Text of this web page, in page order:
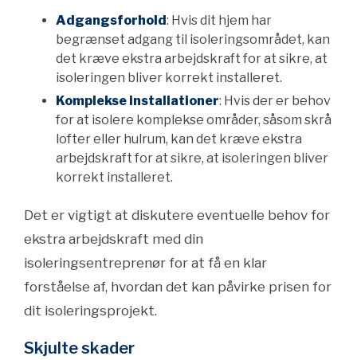
Adgangsforhold: Hvis dit hjem har
begrænset adgang til isoleringsområdet, kan
det kræve ekstra arbejdskraft for at sikre, at
isoleringen bliver korrekt installeret.
Komplekse installationer: Hvis der er behov
for at isolere komplekse områder, såsom skrå
lofter eller hulrum, kan det kræve ekstra
arbejdskraft for at sikre, at isoleringen bliver
korrekt installeret.
Det er vigtigt at diskutere eventuelle behov for
ekstra arbejdskraft med din
isoleringsentreprenør for at få en klar
forståelse af, hvordan det kan påvirke prisen for
dit isoleringsprojekt.
Skjulte skader